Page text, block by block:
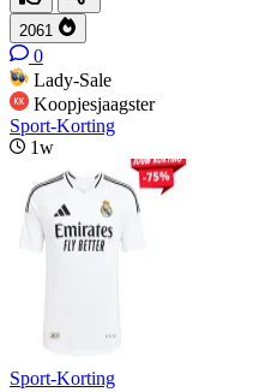
2061
0
Lady-Sale
Koopjesjaagster
Sport-Korting
1w
Sport-Korting